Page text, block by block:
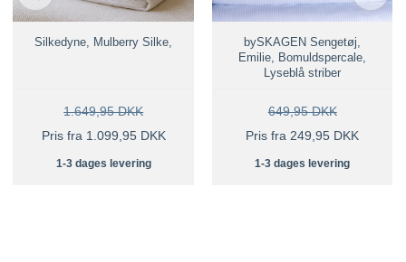
Silkedyne, Mulberry Silke,
1.649,95 DKK
Pris fra 1.099,95 DKK
1-3 dages levering
bySKAGEN Sengetøj,
Emilie, Bomuldspercale,
Lyseblå striber
649,95 DKK
Pris fra 249,95 DKK
1-3 dages levering